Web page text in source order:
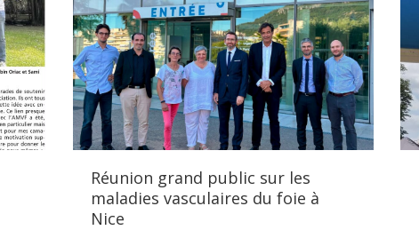
Réunion grand public sur les
maladies vasculaires du foie à
Nice